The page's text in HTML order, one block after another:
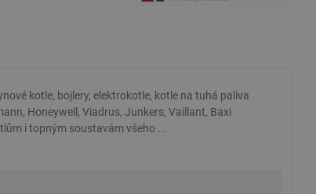
kotle, bojlery, elektrokotle, kotle na tuhá paliva
Honeywell, Viadrus, Junkers, Vaillant, Baxi
i topným soustavám všeho ...